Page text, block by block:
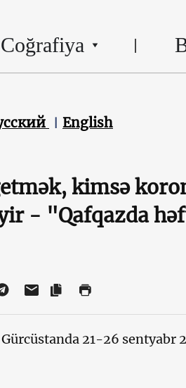
Coğrafiya
English
kimsə
- "Qafqazda
21-26